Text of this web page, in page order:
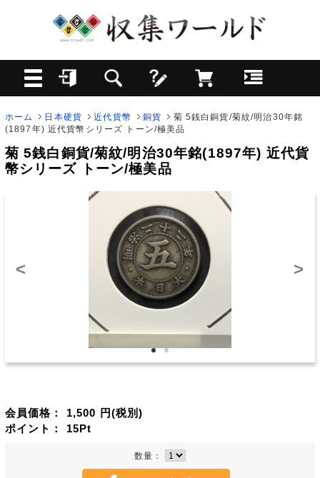
ホーム 日本硬貨 近代貨幣 銅貨
菊 5銭白銅貨/菊紋/明治30年銘
(1897年) 近代貨幣シリーズ トーン/極美品
菊 5銭白銅貨/菊紋/明治30年銘(1897年) 近代貨
幣シリーズ トーン/極美品
< >
会員価格： 1,500 円(税別)
ポイント： 15Pt
数量：